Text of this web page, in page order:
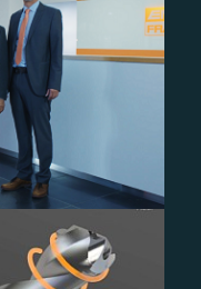
Imagefilm